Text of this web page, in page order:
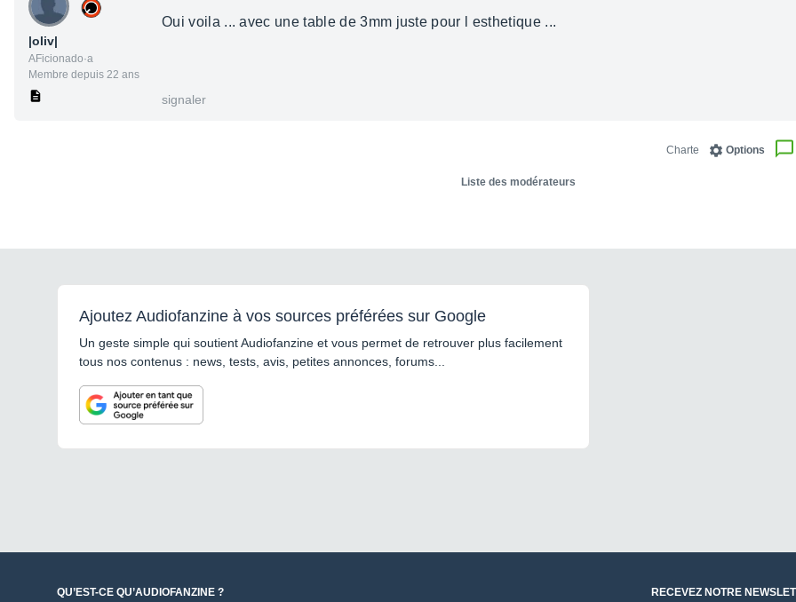
|oliv|
AFicionado·a
Membre depuis 22 ans
Oui voila ... avec une table de 3mm juste pour l esthetique ...
signaler
Options
Charte
Liste des modérateurs
Ajoutez Audiofanzine à vos sources préférées sur Google
Un geste simple qui soutient Audiofanzine et vous permet de retrouver plus facilement
tous nos contenus : news, tests, avis, petites annonces, forums...
QU’EST-CE QU’AUDIOFANZINE ? RECEVEZ NOTRE